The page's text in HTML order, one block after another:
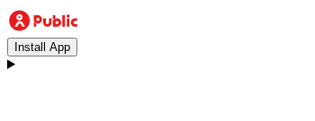
Install App